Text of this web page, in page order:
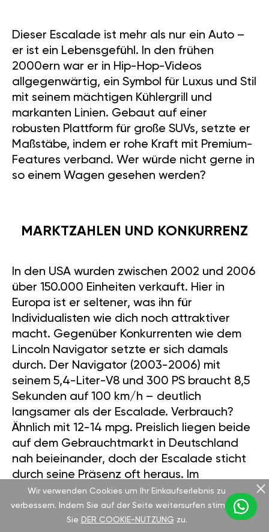
Dieser Escalade ist mehr als nur ein Auto –
er ist ein Lebensgefühl. In den frühen
2000ern war er in Hip-Hop-Videos
allgegenwärtig, ein Symbol für Luxus und Stil
mit seinem mächtigen Kühlergrill und
markanten Linien. Gebaut auf einer
robusten Plattform für große SUVs, setzte er
Maßstäbe, indem er rohe Kraft mit Premium-
Features verband. Wer würde nicht gerne in
so einem Wagen gesehen werden?
MARKTZAHLEN UND KONKURRENZ
In den USA wurden zwischen 2002 und 2006
über 150.000 Einheiten verkauft. Hier in
Europa ist er seltener, was ihn für
Individualisten wie dich noch attraktiver
macht. Gegenüber Konkurrenten wie dem
Lincoln Navigator setzte er sich damals
durch. Der Navigator (2003-2006) mit
seinem 5,4-Liter-V8 und 300 PS braucht 8,5
Sekunden auf 100 km/h – deutlich
langsamer als der Escalade. Verbrauch?
Ähnlich mit 12-14 mpg. Preislich liegen beide
auf dem Gebrauchtmarkt in Deutschland
nah beieinander, doch der Escalade sticht
durch seine Präsenz oft heraus. Im
Innenraum wirkt der Navigator dezenter,
während der Escalade mit weichem Leder
und einem Cockpit, das dich zum Herrscher
Wir verwenden Cookies um Ihr Einkaufserlebnis zu
verbessern. Indem Sie auf der Seite weitersurfen stimmen
Sie DER COOKIE-NUTZUNG zu.